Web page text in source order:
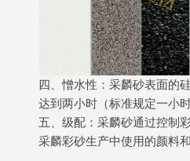
四、憎水性：采麟砂表面的
达到两小时（标准规定一小
五、级配：采麟砂通过控制
采麟彩砂生产中使用的颜料